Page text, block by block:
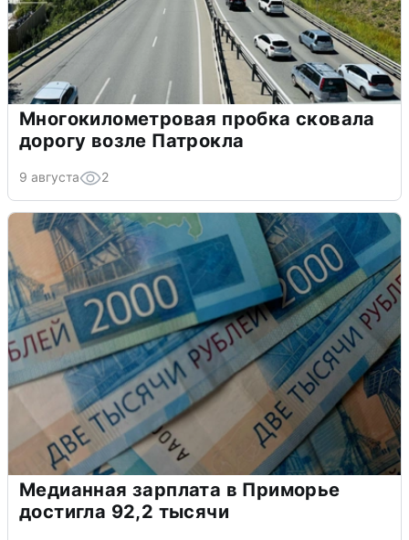
Многокилометровая пробка сковала
дорогу возле Патрокла
9 августа 2
Медианная зарплата в Приморье
достигла 92,2 тысячи